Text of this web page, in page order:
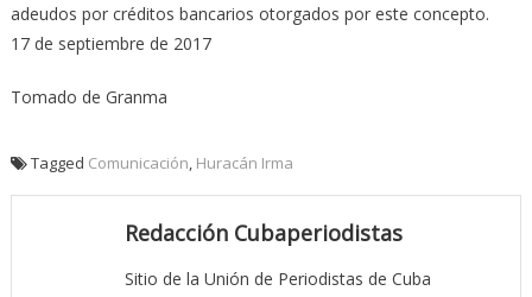
adeudos por créditos bancarios otorgados por este concepto.
17 de septiembre de 2017
Tomado de Granma
Tagged Comunicación, Huracán Irma
Redacción Cubaperiodistas
Sitio de la Unión de Periodistas de Cuba